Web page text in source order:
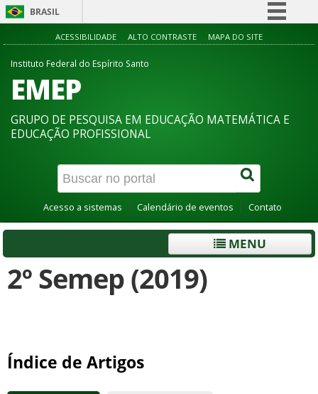
BRASIL
Simplifique!
Legislação
ACESSIBILIDADE ALTO CONTRASTE MAPA DO SITE
Instituto Federal do Espírito Santo
EMEP
GRUPO DE PESQUISA EM EDUCAÇÃO MATEMÁTICA E
EDUCAÇÃO PROFISSIONAL
Acesso a sistemas Calendário de eventos Contato
MENU
2º Semep (2019)
Índice de Artigos